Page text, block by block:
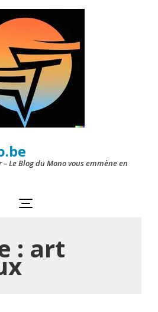
Le Blog du Mono vous emmène en
: art